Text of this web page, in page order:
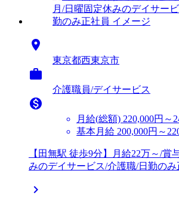

東京都西東京市

介護職員/デイサービス

月給(総額) 220,000円～
基本月給 200,000円～
【田無駅 徒歩9分】月給22万～/賞
みのデイサービス/介護職/日勤のみ
